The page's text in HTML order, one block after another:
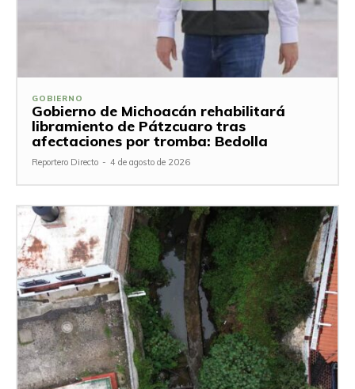
GOBIERNO
Gobierno de Michoacán rehabilitará
libramiento de Pátzcuaro tras
afectaciones por tromba: Bedolla
Reportero Directo - 4 de agosto de 2026